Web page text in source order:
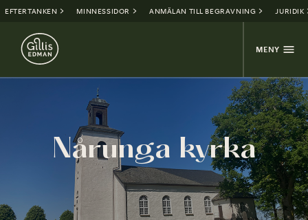
EFTERTANKEN MINNESSIDOR ANMÄLAN TILL BEGRAVNING JURIDIK
MENY
Nårunga kyrka